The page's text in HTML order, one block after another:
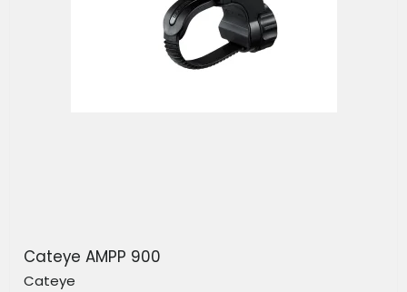
Cateye AMPP 900
Cateye